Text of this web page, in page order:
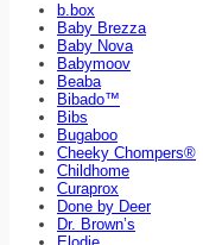
b.box
Baby Brezza
Baby Nova
Babymoov
Beaba
Bibado™
Bibs
Bugaboo
Cheeky Chompers®
Childhome
Curaprox
Done by Deer
Dr. Brown’s